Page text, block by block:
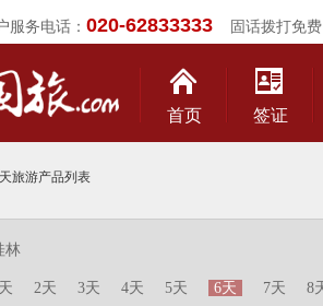
服务电话： 020-62833333固话拨打免费
首页 签证
旅游产品列表
林
2天 3天 4天 5天 6天 7天 8